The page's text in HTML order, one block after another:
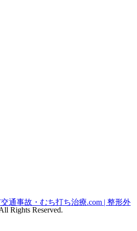
通事故・むち打ち治療.com | 整形外
Rights Reserved.